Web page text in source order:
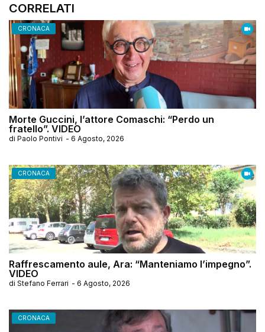
CORRELATI
CRONACA
Morte Guccini, l’attore Comaschi: “Perdo un
fratello”. VIDEO
di Paolo Pontivi - 6 Agosto, 2026
CRONACA
Raffrescamento aule, Ara: “Manteniamo l’impegno”.
VIDEO
di Stefano Ferrari - 6 Agosto, 2026
CRONACA